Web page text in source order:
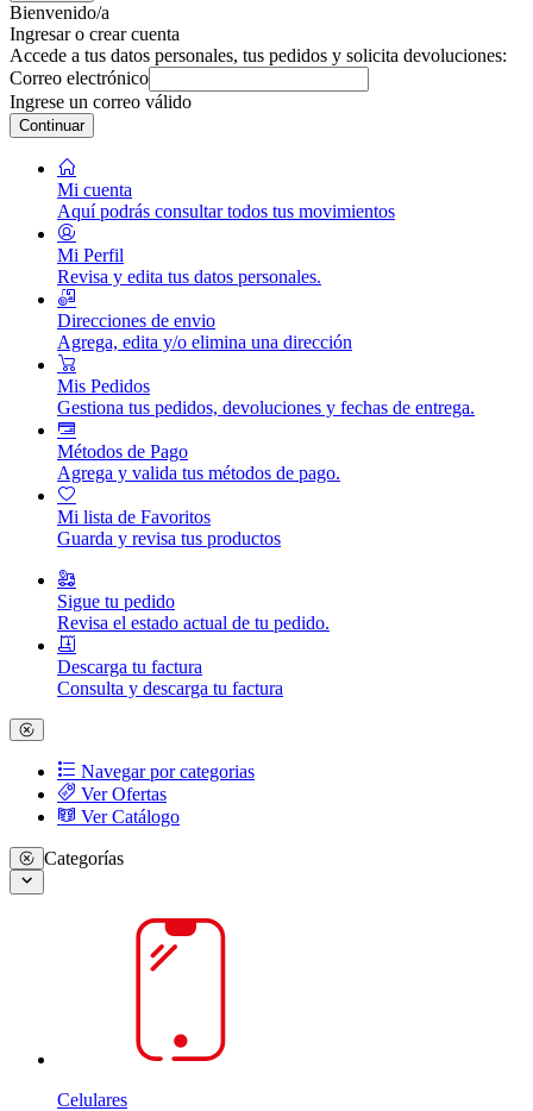
Bienvenido/a
Ingresar o crear cuenta
Accede a tus datos personales, tus pedidos y solicita devoluciones:
Correo electrónico
Ingrese un correo válido
Continuar
Mi cuenta
Aquí podrás consultar todos tus movimientos
Mi Perfil
Revisa y edita tus datos personales.
Direcciones de envio
Agrega, edita y/o elimina una dirección
Mis Pedidos
Gestiona tus pedidos, devoluciones y fechas de entrega.
Métodos de Pago
Agrega y valida tus métodos de pago.
Mi lista de Favoritos
Guarda y revisa tus productos
Sigue tu pedido
Revisa el estado actual de tu pedido.
Descarga tu factura
Consulta y descarga tu factura
Navegar por categorias
Ver Ofertas
Ver Catálogo
Categorías
Celulares